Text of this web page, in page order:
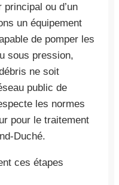
ou d’un
un équipement
de pomper les
sous pression,
ne soit
public de
les normes
pour le traitement
Duché.
ces étapes